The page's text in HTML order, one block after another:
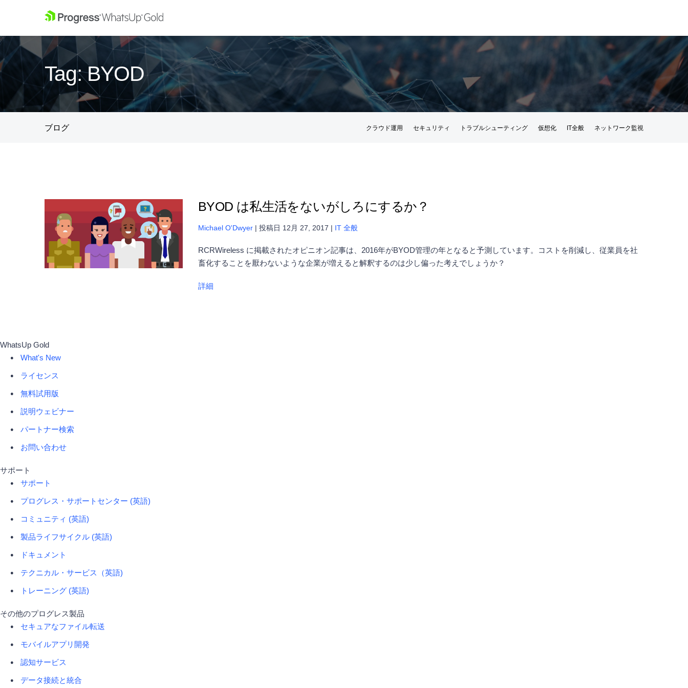
Tag: BYOD
ブログ クラウド運用 セキュリティ トラブルシューティング 仮想化 IT全般 ネットワーク監視
BYOD は私生活をないがしろにするか？
Michael O'Dwyer | 投稿日 12月 27, 2017 | IT 全般
RCRWireless に掲載されたオピニオン記事は、2016年がBYOD管理の年となると予測しています。コストを削減し、従業員を社
畜化することを厭わないような企業が増えると解釈するのは少し偏った考えでしょうか？
詳細
WhatsUp Gold
What's New
ライセンス
無料試用版
説明ウェビナー
パートナー検索
お問い合わせ
サポート
サポート
プログレス・サポートセンター (英語)
コミュニティ (英語)
製品ライフサイクル (英語)
ドキュメント
テクニカル・サービス（英語)
トレーニング (英語)
その他のプログレス製品
セキュアなファイル転送
モバイルアプリ開発
認知サービス
データ接続と統合